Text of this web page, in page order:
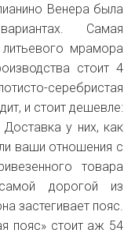
Венера была
Самая
мрамора
стоит 4
серебристая
и стоит дешевле:
Доставка у них, как
ваши отношения с
товара
дорогой из
застегивает пояс.
пояс» стоит аж 54